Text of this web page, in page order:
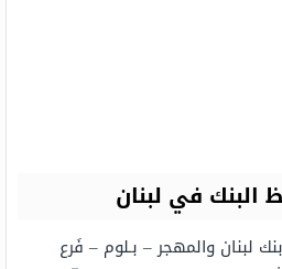
في لبنان
والمهجر – بـلوم – فَرع